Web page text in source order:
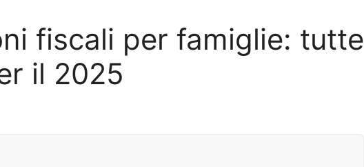
fiscali per famiglie: tutte
il 2025